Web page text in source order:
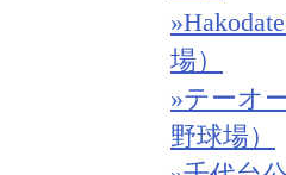
場）
»テーオ
野球場）